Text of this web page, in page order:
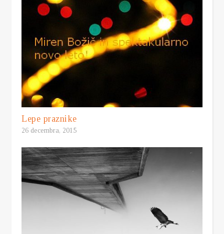
Lepe praznike
26 decembra, 2015